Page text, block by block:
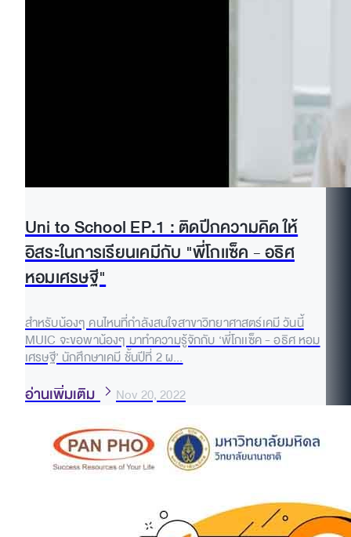
Uni to School EP.1 : ติดปีกความคิด ให้
อิสระในการเรียนเคมีกับ "พี่โกเเซ็ค - อธิศ
หอมเศรษฐี"
สำหรับน้องๆ คนไหนที่กำลังสนใจสาขาวิทยาศาสตร์เคมี วันนี้
MUIC จะขอพาน้องๆ มาทำความรู้จักกับ ‘พี่โกเเซ็ค - อธิศ หอม
เศรษฐี’ นักศึกษาเคมี ชั้นปีที่ 2 ผ...
อ่านเพิ่มเติม Nov 20, 2022